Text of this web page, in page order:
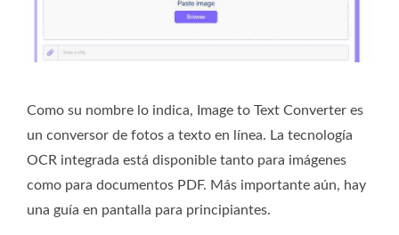
Como su nombre lo indica, Image to Text Converter es
un conversor de fotos a texto en línea. La tecnología
OCR integrada está disponible tanto para imágenes
como para documentos PDF. Más importante aún, hay
una guía en pantalla para principiantes.